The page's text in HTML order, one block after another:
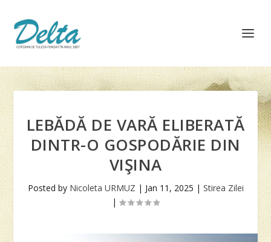
LEBĂDĂ DE VARĂ ELIBERATĂ
DINTR-O GOSPODĂRIE DIN
VIŞINA
Posted by Nicoleta URMUZ | Jan 11, 2025 | Stirea Zilei
|